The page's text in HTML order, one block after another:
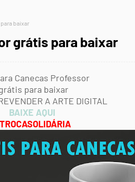
baixar
grátis para baixar
Canecas Professor
para baixar
A ARTE DIGITAL
BAIXE AQUI